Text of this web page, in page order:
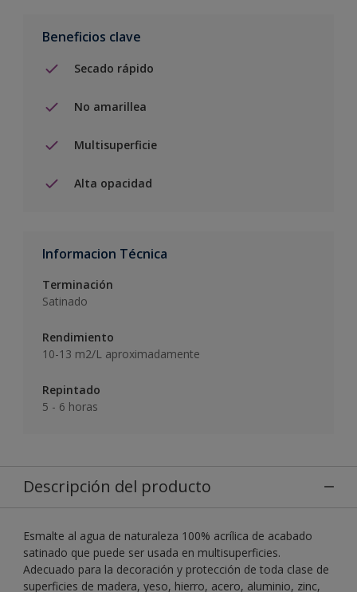
Beneficios clave
Secado rápido
No amarillea
Multisuperficie
Alta opacidad
Informacion Técnica
Terminación
Satinado
Rendimiento
10-13 m2/L aproximadamente
Repintado
5 - 6 horas
Descripción del producto
Esmalte al agua de naturaleza 100% acrílica de acabado
satinado que puede ser usada en multisuperficies.
Adecuado para la decoración y protección de toda clase de
superficies de madera, yeso, hierro, acero, aluminio, zinc,